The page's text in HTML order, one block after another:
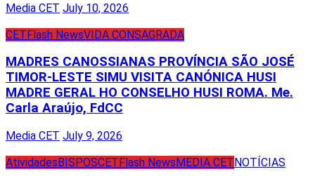
Media CET July 10, 2026
CETFlash NewsVIDA CONSAGRADA
MADRES CANOSSIANAS PROVÍNCIA SÃO JOSÉ
TIMOR-LESTE SIMU VISITA CANÓNICA HUSI
MADRE GERAL HO CONSELHO HUSI ROMA. Me.
Carla Araújo, FdCC
Media CET July 9, 2026
AtividadesBISPOSCETFlash NewsMEDIA CETNOTÍCIAS